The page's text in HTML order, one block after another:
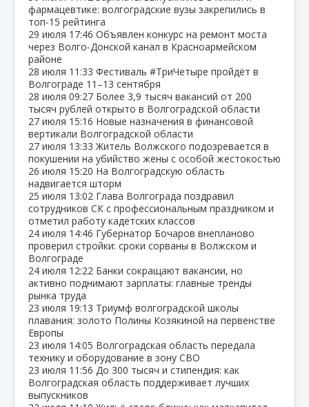
фармацевтике: волгоградские вузы закрепились в
топ‑15 рейтинга
29 июля 17:46 Объявлен конкурс на ремонт моста
через Волго‑Донской канал в Красноармейском
районе
28 июля 11:33 Фестиваль #ТриЧетыре пройдёт в
Волгограде 11–13 сентября
28 июля 09:27 Более 3,9 тысяч вакансий от 200
тысяч рублей открыто в Волгоградской области
27 июля 15:16 Новые назначения в финансовой
вертикали Волгоградской области
27 июля 13:33 Житель Волжского подозревается в
покушении на убийство жены с особой жестокостью
26 июля 15:20 На Волгоградскую область
надвигается шторм
25 июля 13:02 Глава Волгограда поздравил
сотрудников СК с профессиональным праздником и
отметил работу кадетских классов
24 июля 14:46 Губернатор Бочаров внепланово
проверил стройки: сроки сорваны в Волжском и
Волгограде
24 июля 12:22 Банки сокращают вакансии, но
активно поднимают зарплаты: главные тренды
рынка труда
23 июля 19:13 Триумф волгоградской школы
плавания: золото Полины Козякиной на первенстве
Европы
23 июля 14:05 Волгоградская область передала
технику и оборудование в зону СВО
23 июля 11:56 До 300 тысяч и стипендия: как
Волгоградская область поддерживает лучших
выпускников